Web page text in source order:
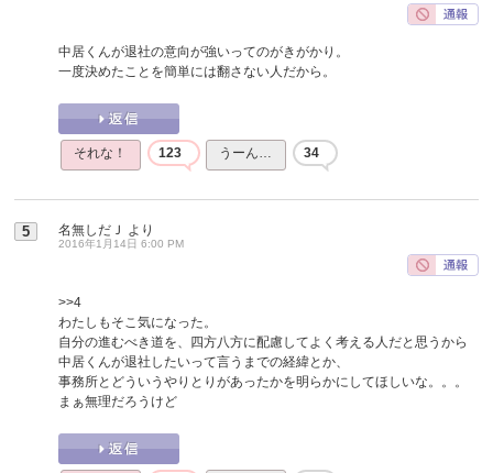
中居くんが退社の意向が強いってのがきがかり。
一度決めたことを簡単には翻さない人だから。
それな！ 123 うーん… 34
5 名無しだＪ より
2016年1月14日 6:00 PM
>>4
わたしもそこ気になった。
自分の進むべき道を、四方八方に配慮してよく考える人だと思うから
中居くんが退社したいって言うまでの経緯とか、
事務所とどういうやりとりがあったかを明らかにしてほしいな。。。
まぁ無理だろうけど